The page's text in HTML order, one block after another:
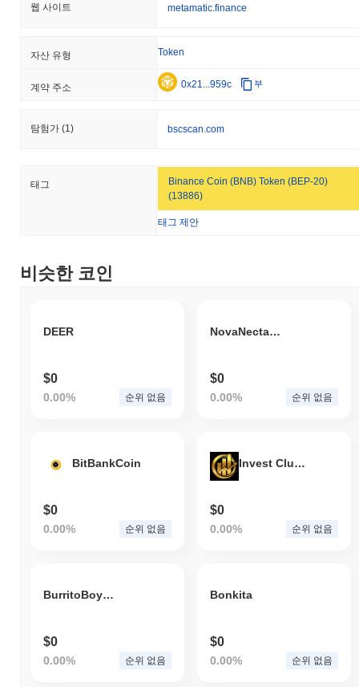
웹 사이트 metamatic.finance
자산 유형 Token
계약 주소 0x21...959c 부
탐험가 (1) bscscan.com
태그
Binance Coin (BNB) Token (BEP-20)
(13886)
태그 제안
비슷한 코인
DEER
$0
0.00% 순위 없음
NovaNectarNebula
$0
0.00% 순위 없음
BitBankCoin
$0
0.00% 순위 없음
Invest Club Global
$0
0.00% 순위 없음
BurritoBoyzFloorIndex
$0
0.00% 순위 없음
Bonkita
$0
0.00% 순위 없음